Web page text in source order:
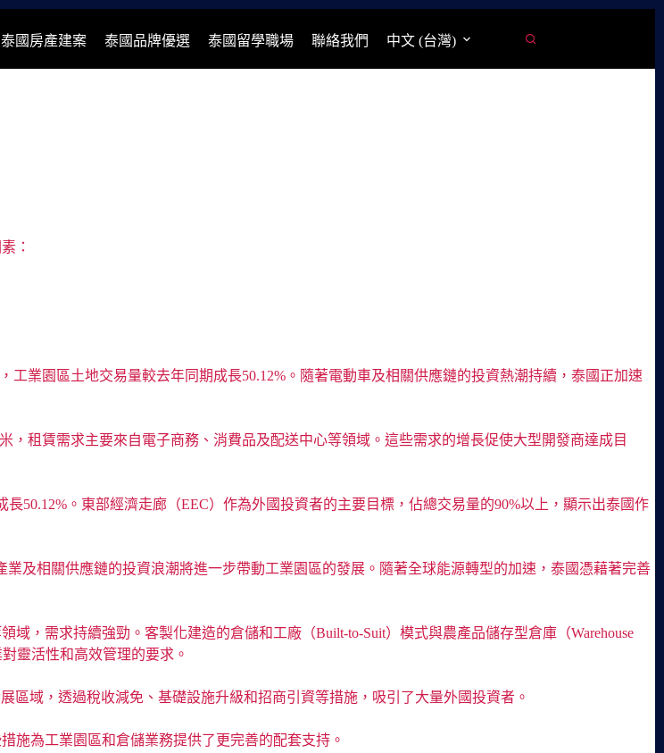
泰國房產建案 泰國品牌優選 泰國留學職場 聯絡我們 中文 (台灣)
：
工業園區土地交易量較去年同期成長50.12%。隨著電動車及相關供應鏈的投資熱潮持續，泰國正加速
，租賃需求主要來自電子商務、消費品及配送中心等領域。這些需求的增長促使大型開發商達成目
50.12%。東部經濟走廊（EEC）作為外國投資者的主要目標，佔總交易量的90%以上，顯示出泰國作
及相關供應鏈的投資浪潮將進一步帶動工業園區的發展。隨著全球能源轉型的加速，泰國憑藉著完善
，需求持續強勁。客製化建造的倉儲和工廠（Built-to-Suit）模式與農產品儲存型倉庫（Warehouse
靈活性和高效管理的要求。
域，透過稅收減免、基礎設施升級和招商引資等措施，吸引了大量外國投資者。
施為工業園區和倉儲業務提供了更完善的配套支持。